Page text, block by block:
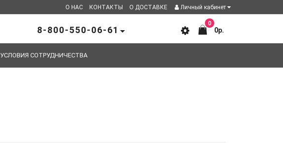
О НАС КОНТАКТЫ О ДОСТАВКЕ Личный кабинет
0
0р.
8-800-550-06-61
УСЛОВИЯ СОТРУДНИЧЕСТВА